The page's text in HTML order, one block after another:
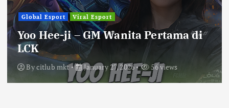
Global Esport Viral Esport
Yoo Hee-ji – GM Wanita Pertama di
LCK
Bycitlub mkt January 27, 2026 56 views